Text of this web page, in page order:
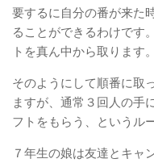
要するに自分の番が来た
ることができるわけです
トを真ん中から取ります。
そのようにして順番に取
ますが、通常３回人の手
フトをもらう、というル
７年生の娘は友達とキャ